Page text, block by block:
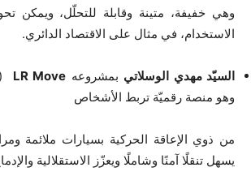
وهي خفيفة، متينة وقابلة للتحلّل، ويمكن
الاستخدام، في مثال على الاقتصاد الدائري.
السيّد مهدي الوسلاتي بمشروعه LR Move
وهو منصة رقميّة تربط الأشخاص
من ذوي الإعاقة الحركية بسيارات ملائمة
يسهل تنقلًا آمنًا وشاملًا ويعزّز الاستقلالية